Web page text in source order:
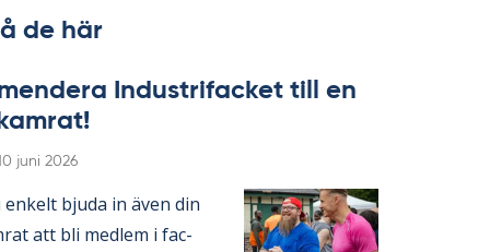
de här
In­du­stri­fac­ket till en
juni 2026
bju­da in även din
att bli med­lem i fac­